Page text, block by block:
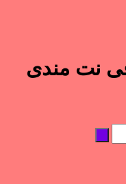
نت مندی